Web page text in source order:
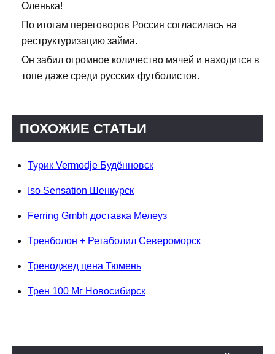
Оленька!
По итогам переговоров Россия согласилась на
реструктуризацию займа.
Он забил огромное количество мячей и находится в
топе даже среди русских футболистов.
ПОХОЖИЕ СТАТЬИ
Турик Vermodje Будённовск
Iso Sensation Шенкурск
Ferring Gmbh доставка Мелеуз
Тренболон + Ретаболил Североморск
Треноджед цена Тюмень
Трен 100 Мг Новосибирск